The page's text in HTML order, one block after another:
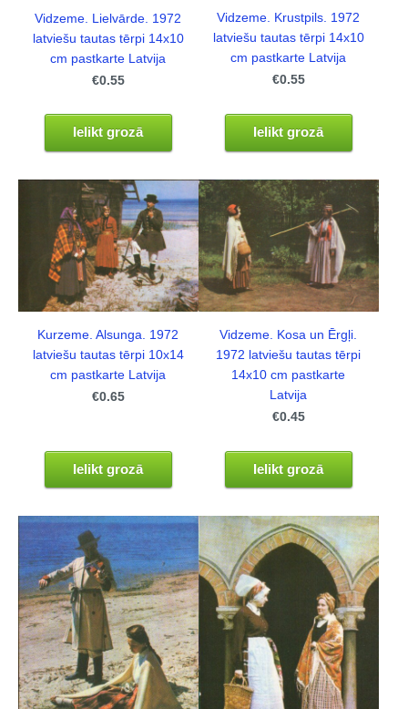
Vidzeme. Lielvārde. 1972
latviešu tautas tērpi 14x10
cm pastkarte Latvija
€0.55
Ielikt grozā
Vidzeme. Krustpils. 1972
latviešu tautas tērpi 14x10
cm pastkarte Latvija
€0.55
Ielikt grozā
Kurzeme. Alsunga. 1972
latviešu tautas tērpi 10x14
cm pastkarte Latvija
€0.65
Ielikt grozā
Vidzeme. Kosa un Ērgļi.
1972 latviešu tautas tērpi
14x10 cm pastkarte
Latvija
€0.45
Ielikt grozā